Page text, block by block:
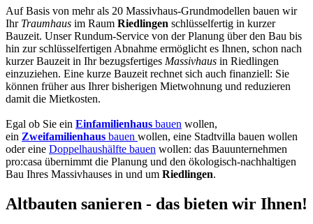
Auf Basis von mehr als 20 Massivhaus-Grundmodellen bauen wir
Ihr Traumhaus im Raum Riedlingen schlüsselfertig in kurzer
Bauzeit. Unser Rundum-Service von der Planung über den Bau bis
hin zur schlüsselfertigen Abnahme ermöglicht es Ihnen, schon nach
kurzer Bauzeit in Ihr bezugsfertiges Massivhaus in Riedlingen
einzuziehen. Eine kurze Bauzeit rechnet sich auch finanziell: Sie
können früher aus Ihrer bisherigen Mietwohnung und reduzieren
damit die Mietkosten.
Egal ob Sie ein Einfamilienhaus bauen wollen,
ein Zweifamilienhaus bauen wollen, eine Stadtvilla bauen wollen
oder eine Doppelhaushälfte bauen wollen: das Bauunternehmen
pro:casa übernimmt die Planung und den ökologisch-nachhaltigen
Bau Ihres Massivhauses in und um Riedlingen.
Altbauten sanieren - das bieten wir Ihnen!